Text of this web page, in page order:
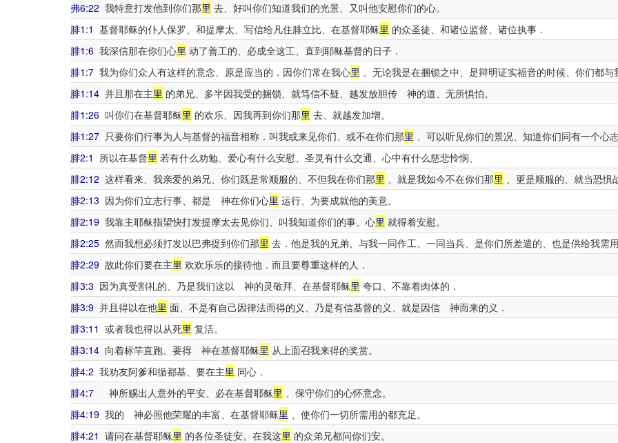
弗6:22 我特意打发他到你们那里 去、好叫你们知道我们的光景、又叫他安慰你们的心。
腓1:1 基督耶稣的仆人保罗、和提摩太、写信给凡住腓立比、在基督耶稣里 的众圣徒、和诸位监督、诸位执事．
腓1:6 我深信那在你们心里 动了善工的、必成全这工、直到耶稣基督的日子．
腓1:7 我为你们众人有这样的意念、原是应当的．因你们常在我心里 、无论我是在捆锁之中、是辩明证实福音的时候、你们都与
腓1:14 并且那在主里 的弟兄、多半因我受的捆锁、就笃信不疑、越发放胆传 神的道、无所惧怕。
腓1:26 叫你们在基督耶稣里 的欢乐、因我再到你们那里 去、就越发加增。
腓1:27 只要你们行事为人与基督的福音相称．叫我或来见你们、或不在你们那里 、可以听见你们的景况、知道你们同有一个心
腓2:1 所以在基督里 若有什么劝勉、爱心有什么安慰、圣灵有什么交通、心中有什么慈悲怜悯、
腓2:12 这样看来、我亲爱的弟兄、你们既是常顺服的、不但我在你们那里 、就是我如今不在你们那里 、更是顺服的、就当恐惧
腓2:13 因为你们立志行事、都是 神在你们心里 运行、为要成就他的美意。
腓2:19 我靠主耶稣指望快打发提摩太去见你们、叫我知道你们的事、心里 就得着安慰。
腓2:25 然而我想必须打发以巴弗提到你们那里 去．他是我的兄弟、与我一同作工、一同当兵、是你们所差遣的、也是供给我需
腓2:29 故此你们要在主里 欢欢乐乐的接待他．而且要尊重这样的人．
腓3:3 因为真受割礼的、乃是我们这以 神的灵敬拜、在基督耶稣里 夸口、不靠着肉体的．
腓3:9 并且得以在他里 面、不是有自己因律法而得的义、乃是有信基督的义、就是因信 神而来的义．
腓3:11 或者我也得以从死里 复活。
腓3:14 向着标竿直跑、要得 神在基督耶稣里 从上面召我来得的奖赏。
腓4:2 我劝友阿爹和循都基、要在主里 同心．
腓4:7 神所赐出人意外的平安、必在基督耶稣里 、保守你们的心怀意念。
腓4:19 我的 神必照他荣耀的丰富、在基督耶稣里 、使你们一切所需用的都充足。
腓4:21 请问在基督耶稣里 的各位圣徒安。在我这里 的众弟兄都问你们安。